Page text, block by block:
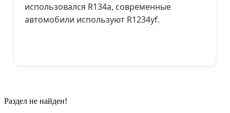
использовался R134a, современные
автомобили используют R1234yf.
Раздел не найден!